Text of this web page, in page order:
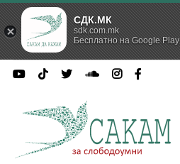
СДК.МК
sdk.com.mk
Бесплатно на Google Play